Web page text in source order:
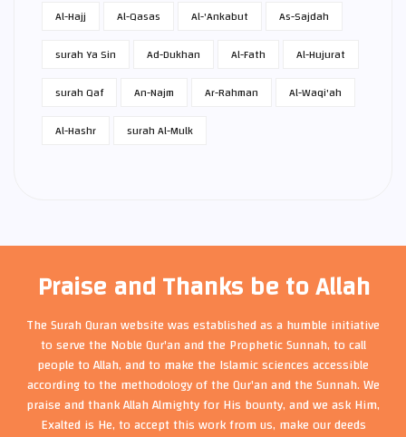
Al-Hajj
Al-Qasas Al-'Ankabut
As-Sajdah
surah Ya Sin
Ad-Dukhan Al-Fath
Al-Hujurat
surah Qaf
An-Najm Ar-Rahman
Al-Waqi'ah
Al-Hashr
surah Al-Mulk
Praise and Thanks be to Allah
The Surah Quran website was established as a humble initiative
to serve the Noble Qur'an and the Prophetic Sunnah, to call
people to Allah, and to make the Islamic sciences accessible
according to the methodology of the Qur'an and the Sunnah. We
praise and thank Allah Almighty for His bounty, and we ask Him,
Exalted is He, to accept this work from us, make our deeds